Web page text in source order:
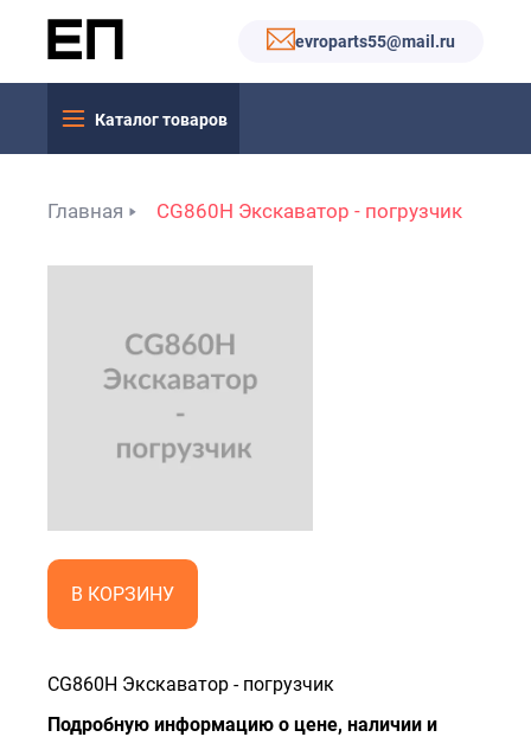
evroparts55@mail.ru
Каталог товаров
Главная CG860H Экскаватор - погрузчик
В КОРЗИНУ
CG860H Экскаватор - погрузчик
Подробную информацию о цене, наличии и